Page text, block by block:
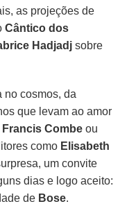
as projeções de
Cântico dos
Hadjadj sobre
no cosmos, da
que levam ao amor
Francis Combe ou
como Elisabeth
um convite
dias e logo aceito:
de Bose.